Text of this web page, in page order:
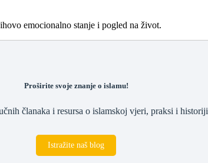
emocionalno stanje i pogled na život.
Proširite svoje znanje o islamu!
članaka i resursa o islamskoj vjeri, praksi i
Istražite naš blog